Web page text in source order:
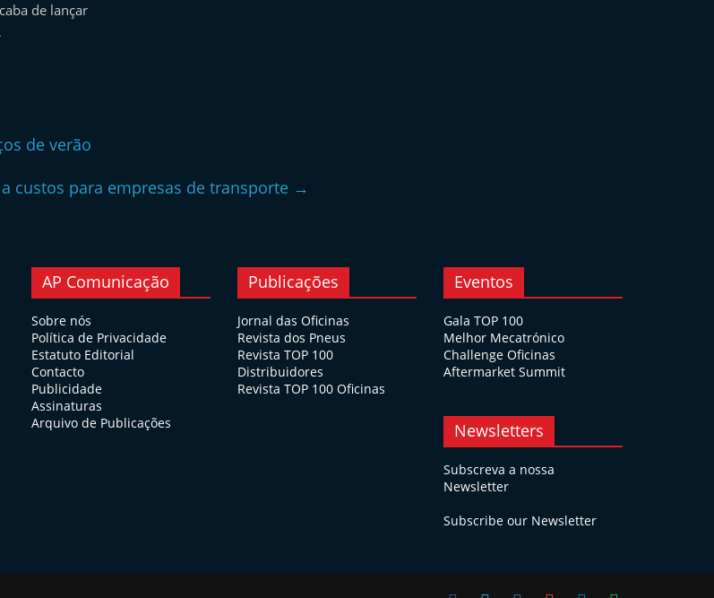
de lançar
de verão
custos para empresas de transporte →
AP Comunicação
Sobre nós
Política de Privacidade
Estatuto Editorial
Contacto
Publicidade
Assinaturas
Arquivo de Publicações
Publicações
Jornal das Oficinas
Revista dos Pneus
Revista TOP 100
Distribuidores
Revista TOP 100 Oficinas
Eventos
Gala TOP 100
Melhor Mecatrónico
Challenge Oficinas
Aftermarket Summit
Newsletters
Subscreva a nossa
Newsletter
Subscribe our Newsletter